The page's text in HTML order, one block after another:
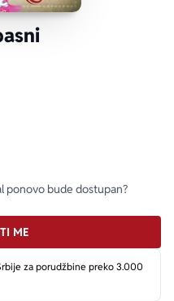
ponovo bude dostupan?
ME
za porudžbine preko 3.000